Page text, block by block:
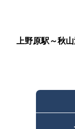
上野原駅～秋